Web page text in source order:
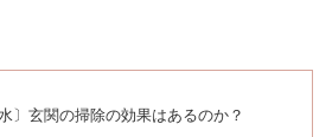
水〕玄関の掃除の効果はあるのか？